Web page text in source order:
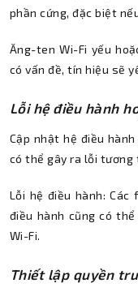
phần cứng, đặc biệt
Ăng-ten Wi-Fi yếu
có vấn đề, tín hiệu sẽ
Lỗi hệ điều hành
Cập nhật hệ điều
có thể gây ra lỗi tương
Lỗi hệ điều hành:
điều hành cũng có
Wi-Fi.
Thiết lập quyền